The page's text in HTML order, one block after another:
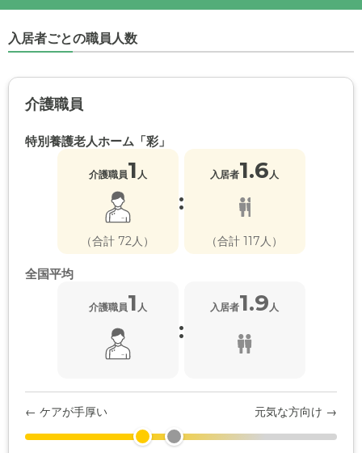
入居者ごとの職員人数
介護職員
特別養護老人ホーム「彩」
介護職員1 人
（合計 72人）
:
入居者1.6人
（合計 117人）
全国平均
介護職員1 人
:
入居者1.9人
← ケアが手厚い 元気な方向け →